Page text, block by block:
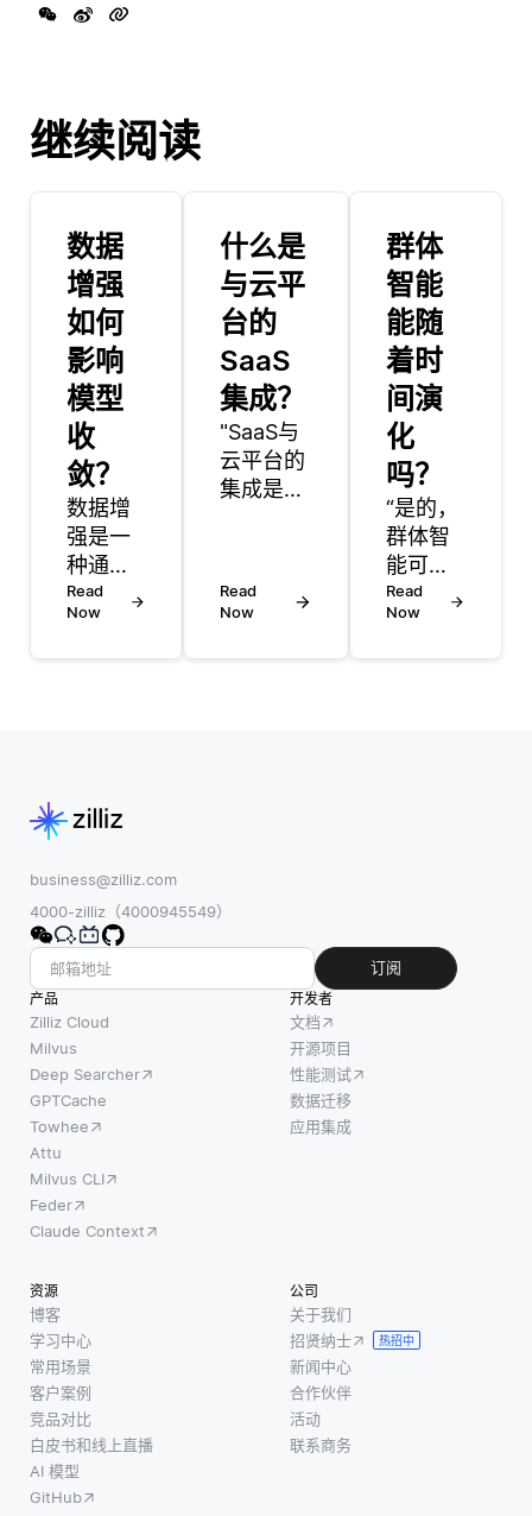
继续阅读
数据
增强
如何
影响
模型
收
敛？
数据增
强是一
种通过
创建现
有数据
术。这
可以通
过提供
更多样
化的输
入来积
极影响
模型的
收敛，
帮助模
型学习
的特
征。当
到更广
泛的场
景时，
它能更
好地泛
化到未
见的数
Read
Now
什么是
与云平
台的
SaaS
集成？
"SaaS与
云平台的
集成是指
应用程序
程序之间
共享数据
使组织能
够利用多
种软件解
决方案的
Read
Now
群体
智能
能随
着时
间演
化
吗？
“是的，
群体智
能可以
随着时
间的推
到，例
如蜜蜂
挑战。
Read
Now
business@zilliz.com
4000-zilliz（4000945549）
订阅
产品
Zilliz Cloud
Milvus
Deep Searcher
GPTCache
Towhee
Attu
Milvus CLI
Feder
Claude Context
开发者
文档
开源项目
性能测试
数据迁移
应用集成
资源
博客
学习中心
常用场景
客户案例
竞品对比
白皮书和线上直播
AI 模型
GitHub
公司
关于我们
招贤纳士
热招中
新闻中心
合作伙伴
活动
联系商务